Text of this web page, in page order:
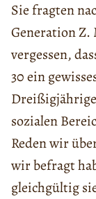
Sie fragten
Generation Z.
vergessen,
30 ein
sozialen
Reden wir
wir befragt
gleichgültig